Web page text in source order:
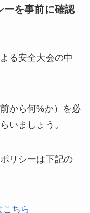
を事前に確認
る安全大会の中
から何%か）を必
いましょう。
リシーは下記の
ちら